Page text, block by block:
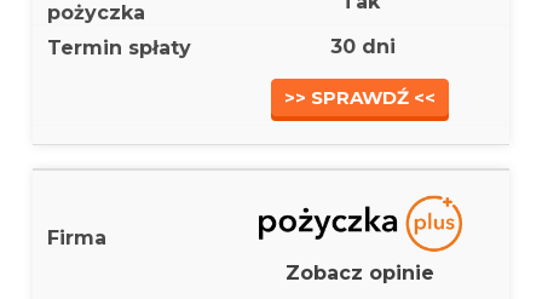
30 dni
>> SPRAWDŹ <<
Zobacz opinie